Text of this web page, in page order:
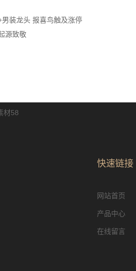
装龙头 报喜鸟触及涨停
源致敬
材58
快速链接
网站首页
产品中心
在线留言